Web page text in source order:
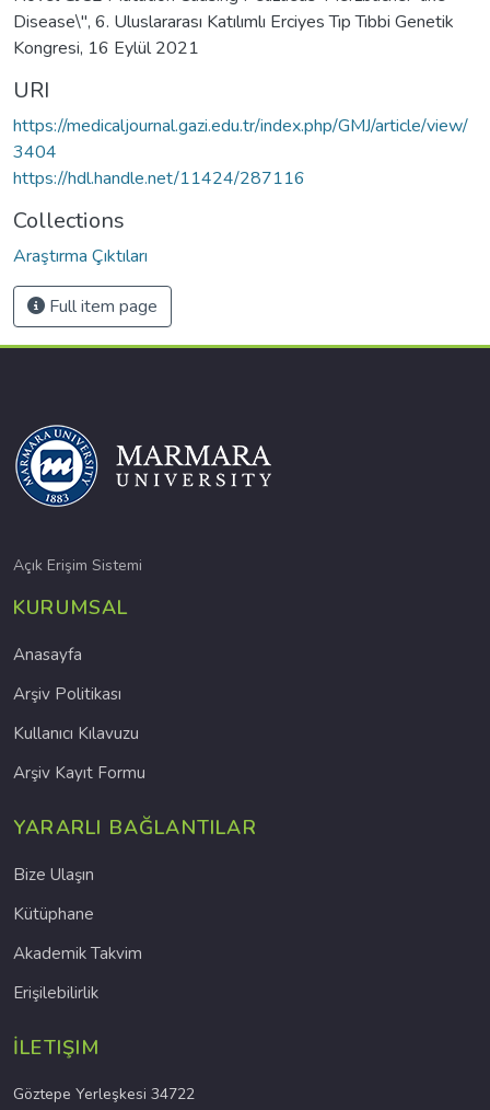
Disease\", 6. Uluslararası Katılımlı Erciyes Tıp Tıbbi Genetik
Kongresi, 16 Eylül 2021
URI
https://medicaljournal.gazi.edu.tr/index.php/GMJ/article/view/
3404
https://hdl.handle.net/11424/287116
Collections
Araştırma Çıktıları
Full item page
Açık Erişim Sistemi
KURUMSAL
Anasayfa
Arşiv Politikası
Kullanıcı Kılavuzu
Arşiv Kayıt Formu
YARARLI BAĞLANTILAR
Bize Ulaşın
Kütüphane
Akademik Takvim
Erişilebilirlik
İLETIŞIM
Göztepe Yerleşkesi 34722